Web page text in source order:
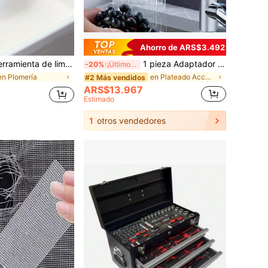
para eliminar cabello, desobstructor de fregadero, herramienta de limpieza de obstrucciones de tuberías, suministros de limpieza, herramienta de limpieza de tuberías, accesorios de cocina, accesorios para el hogar, artículos esenciales para vacaciones, desobstructor de desagües, cepillo de fregadero, cepillo de limpieza, trampa de moscas
Plomería
Ahorro de ARS$3.492
-20% ¡Últimos 3 días 1 pieza Adaptador multifunción para grifo, apto para grifo de lavabo de baño, repuesto de grifo de fregadero de cocina, artículo esencial para el hogar + 5 piezas Adaptadores para grifo
#2 Más vendidos en Plateado Accesorios de baño
ARS$13.967
Estimado
1 otros vendedores